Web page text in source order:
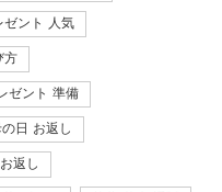
ゼント 人気
方
ゼント 準備
の日 お返し
返し